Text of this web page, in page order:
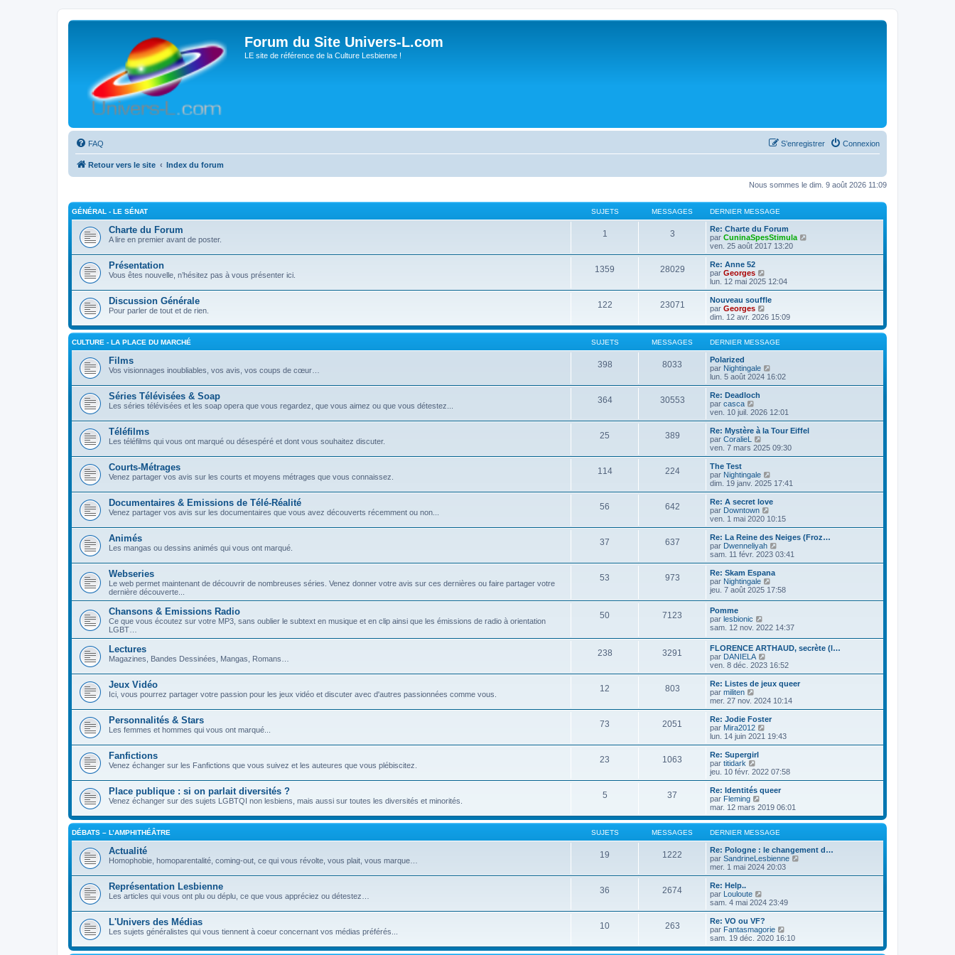
Forum du Site Univers-L.com
LE site de référence de la Culture Lesbienne !
FAQ Connexion
S’enregistrer
Retour vers le site Index du forum
Nous sommes le dim. 9 août 2026 11:09
GÉNÉRAL - LE SÉNAT SUJETS MESSAGES DERNIER MESSAGE
Charte du Forum
A lire en premier avant de poster.
1 3
Re: Charte du Forum
par CuninaSpesStimula
i
e
ven. 25 août 2017 13:20
Présentation
Vous êtes nouvelle, n’hésitez pas à vous présenter ici.
1359 28029
Re: Anne 52
par Georges
o
i
r
e
e
r
n
e
r
s
a
e
lun. 12 mai 2025 12:04
Discussion Générale
Pour parler de tout et de rien.
122 23071
Nouveau souffle
par Georges
o
i
r
l
e
e
r
n
r
s
s
a
dim. 12 avr. 2026 15:09
CULTURE - LA PLACE DU MARCHÉ SUJETS MESSAGES DERNIER MESSAGE
Films
Vos visionnages inoubliables, vos avis, vos coups de cœur…
398 8033
Polarized
par Nightingale
o
i
e
e
r
n
e
s
s
g
e
lun. 5 août 2024 16:02
Séries Télévisées & Soap
Les séries télévisées et les soap opera que vous regardez, que vous aimez ou que vous détestez...
364 30553
Re: Deadloch
par casca
o
i
r
l
e
r
n
i
r
m
e
s
s
a
g
e
ven. 10 juil. 2026 12:01
Téléfilms
Les téléfilms qui vous ont marqué ou désespéré et dont vous souhaitez discuter.
25 389
Re: Mystère à la Tour Eiffel
par CoralieL
o
i
e
r
n
i
r
m
e
s
s
a
g
e
ven. 7 mars 2025 09:30
Courts-Métrages
Venez partager vos avis sur les courts et moyens métrages que vous connaissez.
114 224
The Test
par Nightingale
o
i
r
e
e
r
n
i
r
e
s
g
dim. 19 janv. 2025 17:41
Documentaires & Emissions de Télé-Réalité
Venez partager vos avis sur les documentaires que vous avez découverts récemment ou non...
56 642
Re: A secret love
par Downtown
o
i
r
l
e
r
n
i
e
e
s
s
g
ven. 1 mai 2020 10:15
Animés
Les mangas ou dessins animés qui vous ont marqué.
37 637
Re: La Reine des Neiges (Froz…
par Dwenneliyah
o
i
e
e
i
e
r
e
s
s
a
g
sam. 11 févr. 2023 03:41
Webseries
Le web permet maintenant de découvrir de nombreuses séries. Venez donner votre avis sur ces dernières ou faire partager votre
dernière découverte...
53 973
Re: Skam Espana
par Nightingale
o
e
d
e
r
i
e
r
e
s
s
g
jeu. 7 août 2025 17:58
Chansons & Emissions Radio
Ce que vous écoutez sur votre MP3, sans oublier le subtext en musique et en clip ainsi que les émissions de radio à orientation
LGBT…
50 7123
Pomme
par lesbionic
o
r
l
e
d
e
r
i
e
r
m
e
s
g
e
sam. 12 nov. 2022 14:37
Lectures
Magazines, Bandes Dessinées, Mangas, Romans…
238 3291
FLORENCE ARTHAUD, secrète (l…
par DANIELA
o
i
r
e
r
n
e
s
s
g
e
ven. 8 déc. 2023 16:52
Jeux Vidéo
Ici, vous pourrez partager votre passion pour les jeux vidéo et discuter avec d'autres passionnées comme vous.
12 803
Re: Listes de jeux queer
par militen
o
i
r
l
e
e
r
n
i
r
m
e
s
a
e
mer. 27 nov. 2024 10:14
Personnalités & Stars
Les femmes et hommes qui vous ont marqué...
73 2051
Re: Jodie Foster
par Mira2012
o
i
e
r
n
i
e
r
m
s
s
a
lun. 14 juin 2021 19:43
Fanfictions
Venez échanger sur les Fanfictions que vous suivez et les auteures que vous plébiscitez.
23 1063
Re: Supergirl
par titidark
o
i
r
l
e
e
r
n
e
r
s
s
a
e
jeu. 10 févr. 2022 07:58
Place publique : si on parlait diversités ?
Venez échanger sur des sujets LGBTQI non lesbiens, mais aussi sur toutes les diversités et minorités.
5 37
Re: Identités queer
par Fleming
o
i
r
l
e
d
e
r
n
e
r
e
s
s
a
g
mar. 12 mars 2019 06:01
DÉBATS – L’AMPHITHÉÂTRE SUJETS MESSAGES DERNIER MESSAGE
Actualité
Homophobie, homoparentalité, coming-out, ce qui vous révolte, vous plait, vous marque…
19 1222
Re: Pologne : le changement d…
par SandrineLesbienne
i
e
mer. 1 mai 2024 20:03
Représentation Lesbienne
Les articles qui vous ont plu ou déplu, ce que vous appréciez ou détestez…
36 2674
Re: Help..
par Louloute
o
i
r
l
e
e
sam. 4 mai 2024 23:49
L'Univers des Médias
Les sujets généralistes qui vous tiennent à coeur concernant vos médias préférés...
10 263
Re: VO ou VF?
par Fantasmagorie
o
i
sam. 19 déc. 2020 16:10